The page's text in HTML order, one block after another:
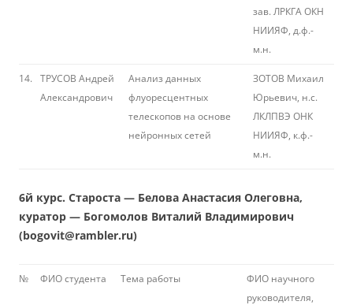
зав. ЛРКГА ОКН
НИИЯФ, д.ф.-
м.н.
14.
ТРУСОВ Андрей
Александрович
Анализ данных
флуоресцентных
телескопов на основе
нейронных сетей
ЗОТОВ Михаил
Юрьевич, н.с.
ЛКЛПВЭ ОНК
НИИЯФ, к.ф.-
м.н.
6й курс. Староста — Белова Анастасия Олеговна,
куратор — Богомолов Виталий Владимирович
(bogovit@rambler.ru)
№ ФИО студента Тема работы
ФИО научного
руководителя,